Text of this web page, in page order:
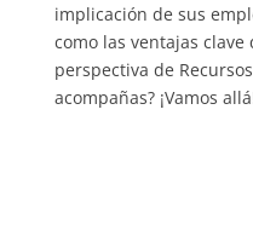
implicación de sus
como las ventajas
perspectiva de
acompañas? ¡Vamos